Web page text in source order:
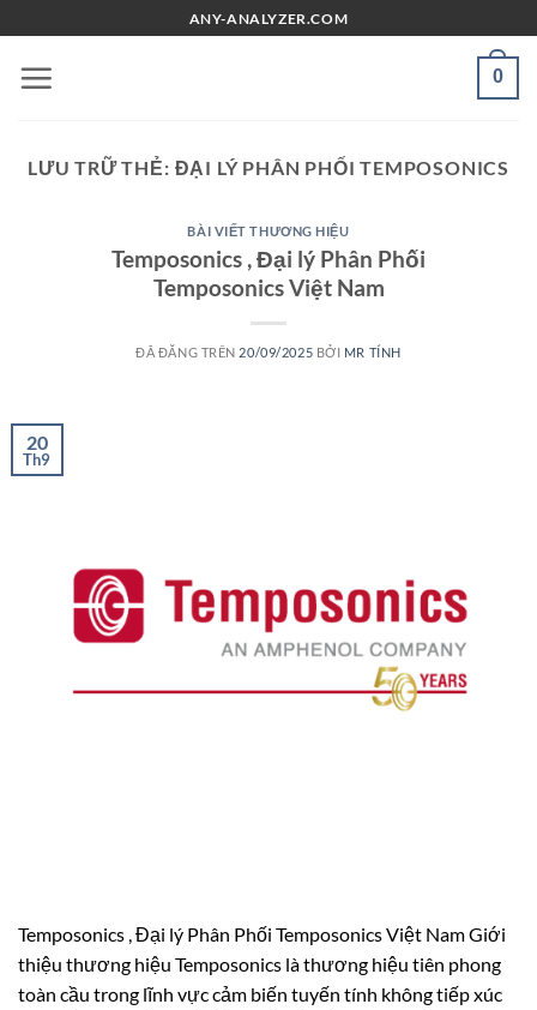
đến
nội
ANY-ANALYZER.COM
0
LƯU TRỮ THẺ: ĐẠI LÝ PHÂN PHỐI TEMPOSONICS
BÀI VIẾT THƯƠNG HIỆU
Temposonics , Đại lý Phân Phối
Temposonics Việt Nam
ĐÃ ĐĂNG TRÊN 20/09/2025 BỞI MR TÍNH
20
Th9
Temposonics , Đại lý Phân Phối Temposonics Việt Nam Giới
thiệu thương hiệu Temposonics là thương hiệu tiên phong
toàn cầu trong lĩnh vực cảm biến tuyến tính không tiếp xúc